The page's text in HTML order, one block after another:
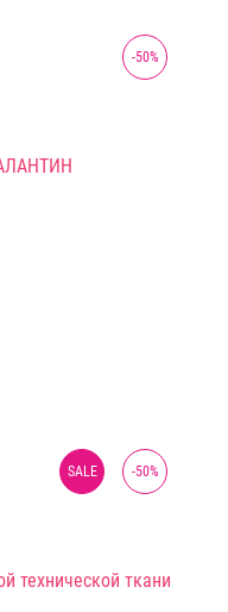
-50%
-50%
SALE